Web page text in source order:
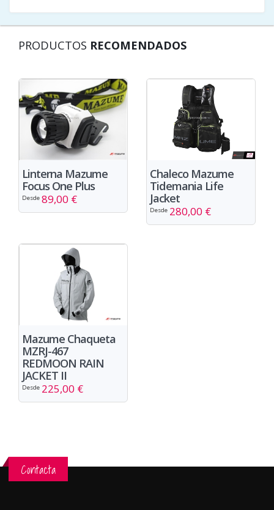
PRODUCTOS RECOMENDADOS
Linterna Mazume
Focus One Plus
Desde 89,00 €
Chaleco Mazume
Tidemania Life
Jacket
Desde 280,00 €
Mazume Chaqueta
MZRJ-467
REDMOON RAIN
JACKET II
Desde 225,00 €
Contacta